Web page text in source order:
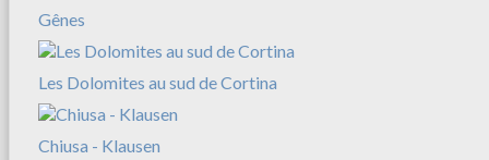
Gênes
Les Dolomites au sud de Cortina
Chiusa - Klausen